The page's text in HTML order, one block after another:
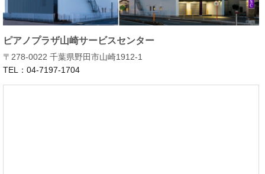
ピアノプラザ山崎サービスセンター
〒278-0022 千葉県野田市山崎1912-1
TEL：04-7197-1704